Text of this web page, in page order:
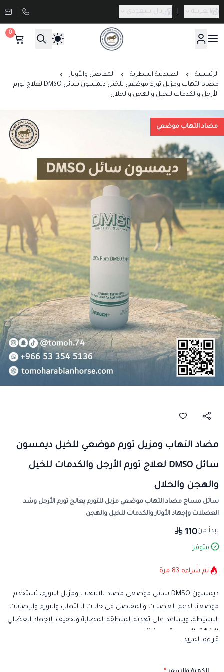
العربية ريال سعودي
صيدلية طموح الخيال البيطرية
0
الرئيسية الصيدلية البيطرية
المفاصل والأوتار
مضاد التهاب ومزيل تورم موضعي للخيل ديمسون سائل DMSO لعلاج تورم
الأرجل والكدمات للخيل والهجن والحلال
مضاد التهاب موضعي
مضاد التهاب ومزيل تورم موضعي للخيل ديمسون
سائل DMSO لعلاج تورم الأرجل والكدمات للخيل
والهجن والحلال
سائل مساج مضاد التهاب موضعي مزيل للتورم يعالج تورم الأرجل وشد
العضلات وإجهاد الأوتار والكدمات للخيل والهجن
يبدأ من110
متوفر
تم شراءه 83 مرة
ديمسون DMSO سائل موضعي مضاد للالتهاب ومزيل للتورم، يُستخدم
موضعيًا لدعم العضلات والمفاصل في حالات الالتهاب والتورم والإصابات
البسيطة، ويساعد على تهدئة المنطقة المصابة وتخفيف الإجهاد العضلي.
الفئة المستهدفة
قراءة المزيد